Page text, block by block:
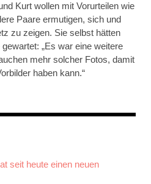
Kurt wollen mit Vorurteilen wie
Paare ermutigen, sich und
zu zeigen. Sie selbst hätten
„Es war eine weitere
mehr solcher Fotos, damit
haben kann.“
seit heute einen neuen